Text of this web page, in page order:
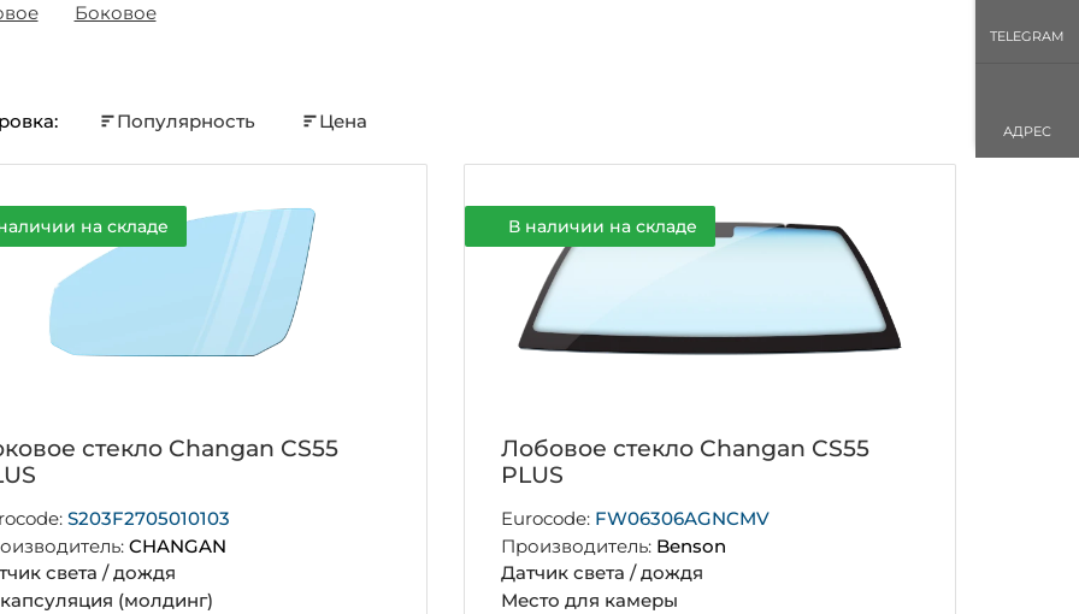
Боковое
Популярность Цена
на складе
стекло Changan CS55
S203F2705010103
CHANGAN
света / дождя
(молдинг)
В наличии на складе
Лобовое стекло Changan CS55
PLUS
Eurocode: FW06306AGNCMV
Производитель: Benson
Датчик света / дождя
Место для камеры
TELEGRAM
АДРЕС